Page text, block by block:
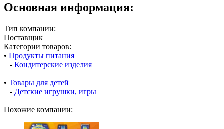
Основная информация:
Тип компании:
Поставщик
Категории товаров:
• Продукты питания
- Кондитерские изделия
• Товары для детей
- Детские игрушки, игры
Похожие компании: